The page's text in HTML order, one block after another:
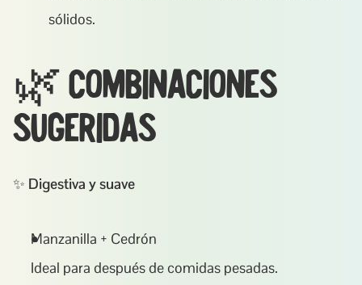
sólidos.
🌿 Combinaciones
sugeridas
✨ Digestiva y suave
Manzanilla + Cedrón
Ideal para después de comidas pesadas.